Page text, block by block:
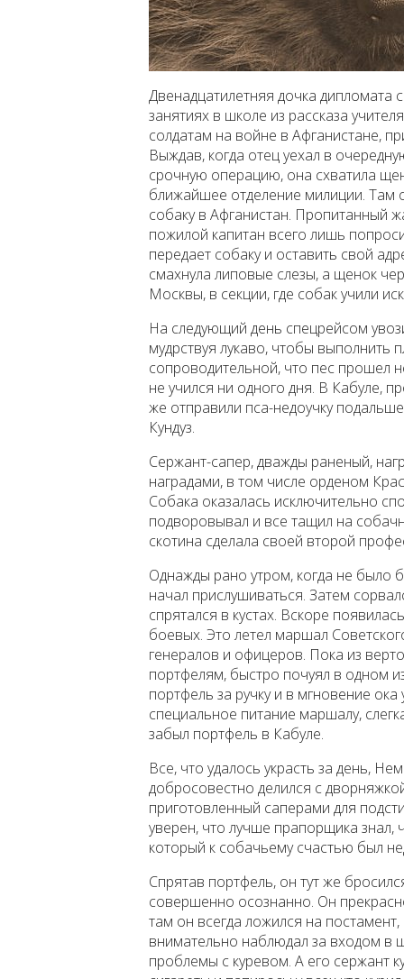
Двенадцатилетняя дочка
занятиях в школе из рассказа
солдатам на войне в Афганистане,
Выждав, когда отец уехал в
срочную операцию, она схватила
ближайшее отделение милиции. Там
собаку в Афганистан. Пропитанный
пожилой капитан всего лишь
передает собаку и оставить свой
смахнула липовые слезы, а щенок
Москвы, в секции, где собак учили
На следующий день спецрейсом
мудрствуя лукаво, чтобы выполнить
сопроводительной, что пес прошел
не учился ни одного дня. В Кабуле,
же отправили пса-недоучку
Кундуз.
Сержант-сапер, дважды раненый,
наградами, в том числе орденом
Собака оказалась исключительно
подворовывал и все тащил на
скотина сделала своей второй
Однажды рано утром, когда не было
начал прислушиваться. Затем
спрятался в кустах. Вскоре
боевых. Это летел маршал
генералов и офицеров. Пока из
портфелям, быстро почуял в одном
портфель за ручку и в мгновение
специальное питание маршалу,
забыл портфель в Кабуле.
Все, что удалось украсть за день,
добросовестно делился с
приготовленный саперами для
уверен, что лучше прапорщика знал,
который к собачьему счастью был
Спрятав портфель, он тут же
совершенно осознанно. Он
там он всегда ложился на
внимательно наблюдал за входом в
проблемы с куревом. А его сержант